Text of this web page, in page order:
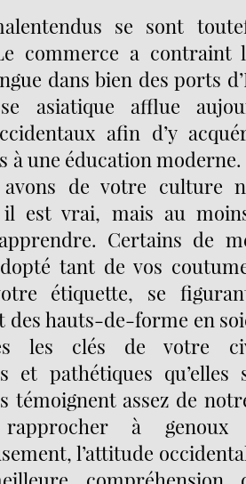
se sont
commerce a contraint
dans bien des ports
asiatique afflue
afin d’y
à une éducation
de votre culture
est vrai, mais au
Certains de
tant de vos
étiquette, se
des hauts-de-forme en
les clés de votre
et pathétiques
témoignent assez de
à genoux
l’attitude